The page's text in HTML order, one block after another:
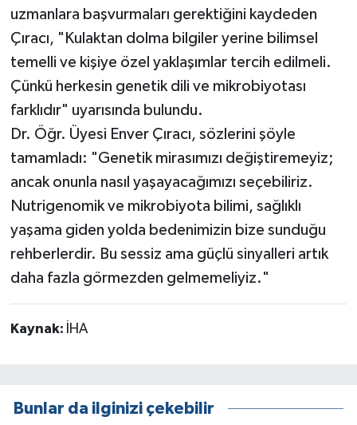
uzmanlara başvurmaları gerektiğini kaydeden
Çıracı, "Kulaktan dolma bilgiler yerine bilimsel
temelli ve kişiye özel yaklaşımlar tercih edilmeli.
Çünkü herkesin genetik dili ve mikrobiyotası
farklıdır" uyarısında bulundu.
Dr. Öğr. Üyesi Enver Çıracı, sözlerini şöyle
tamamladı: "Genetik mirasımızı değiştiremeyiz;
ancak onunla nasıl yaşayacağımızı seçebiliriz.
Nutrigenomik ve mikrobiyota bilimi, sağlıklı
yaşama giden yolda bedenimizin bize sunduğu
rehberlerdir. Bu sessiz ama güçlü sinyalleri artık
daha fazla görmezden gelmemeliyiz."
Kaynak: İHA
Bunlar da ilginizi çekebilir